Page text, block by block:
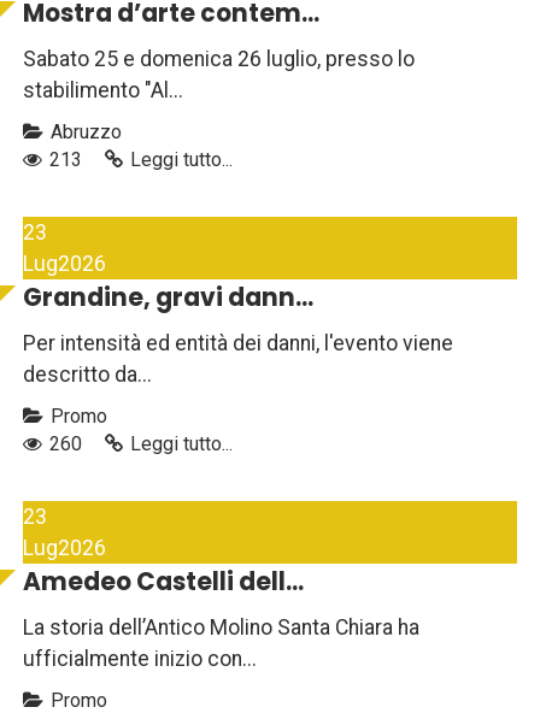
Mostra d’arte contem...
Sabato 25 e domenica 26 luglio, presso lo
stabilimento "Al...
Abruzzo
213
Leggi tutto...
23
Lug2026
Grandine, gravi dann...
Per intensità ed entità dei danni, l'evento viene
descritto da...
Promo
260
Leggi tutto...
23
Lug2026
Amedeo Castelli dell...
La storia dell’Antico Molino Santa Chiara ha
ufficialmente inizio con...
Promo